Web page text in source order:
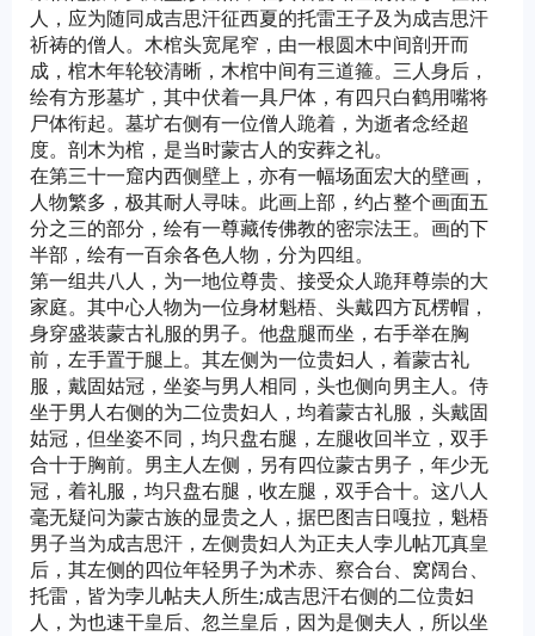
人，应为随同成吉思汗征西夏的托雷王子及为成吉思汗
祈祷的僧人。木棺头宽尾窄，由一根圆木中间剖开而
成，棺木年轮较清晰，木棺中间有三道箍。三人身后，
绘有方形墓圹，其中伏着一具尸体，有四只白鹤用嘴将
尸体衔起。墓圹右侧有一位僧人跪着，为逝者念经超
度。剖木为棺，是当时蒙古人的安葬之礼。
在第三十一窟内西侧壁上，亦有一幅场面宏大的壁画，
人物繁多，极其耐人寻味。此画上部，约占整个画面五
分之三的部分，绘有一尊藏传佛教的密宗法王。画的下
半部，绘有一百余各色人物，分为四组。
第一组共八人，为一地位尊贵、接受众人跪拜尊崇的大
家庭。其中心人物为一位身材魁梧、头戴四方瓦楞帽，
身穿盛装蒙古礼服的男子。他盘腿而坐，右手举在胸
前，左手置于腿上。其左侧为一位贵妇人，着蒙古礼
服，戴固姑冠，坐姿与男人相同，头也侧向男主人。侍
坐于男人右侧的为二位贵妇人，均着蒙古礼服，头戴固
姑冠，但坐姿不同，均只盘右腿，左腿收回半立，双手
合十于胸前。男主人左侧，另有四位蒙古男子，年少无
冠，着礼服，均只盘右腿，收左腿，双手合十。这八人
毫无疑问为蒙古族的显贵之人，据巴图吉日嘎拉，魁梧
男子当为成吉思汗，左侧贵妇人为正夫人孛儿帖兀真皇
后，其左侧的四位年轻男子为术赤、察合台、窝阔台、
托雷，皆为孛儿帖夫人所生;成吉思汗右侧的二位贵妇
人，为也速干皇后、忽兰皇后，因为是侧夫人，所以坐